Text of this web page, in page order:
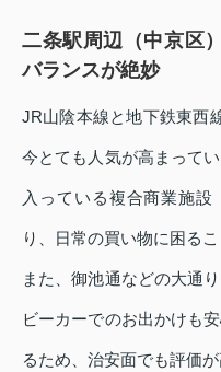
二条駅周辺（中京区
バランスが絶妙
JR山陰本線と地下鉄東西
今とても人気が高まって
入っている複合商業施
り、日常の買い物に困るこ
また、御池通などの大通
ビーカーでのお出かけも
るため、治安面でも評価が